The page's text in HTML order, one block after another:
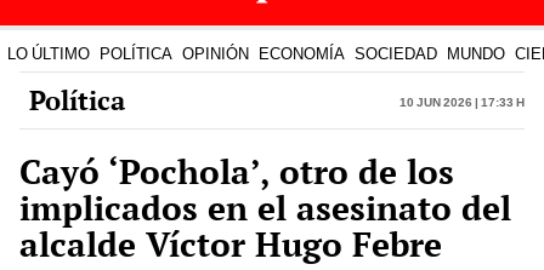
LO ÚLTIMO POLÍTICA OPINIÓN ECONOMÍA SOCIEDAD MUNDO
Política 10 Jun 2026 | 17:33 h
Cayó ‘Pochola’, otro de los
implicados en el asesinato del
alcalde Víctor Hugo Febre